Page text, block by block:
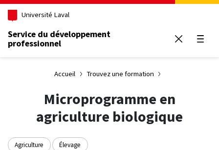
Aller au contenu principal
Université Laval
Service du développement
professionnel
Accueil Trouvez une formation
Microprogramme en
agriculture biologique
Agriculture Élevage